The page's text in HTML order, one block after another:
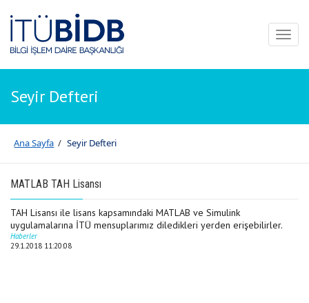
Seyir Defteri
Ana Sayfa / Seyir Defteri
MATLAB TAH Lisansı
TAH Lisansı ile lisans kapsamındaki MATLAB ve Simulink
uygulamalarına İTÜ mensuplarımız diledikleri yerden erişebilirler.
Haberler
29.1.2018 11:20:08